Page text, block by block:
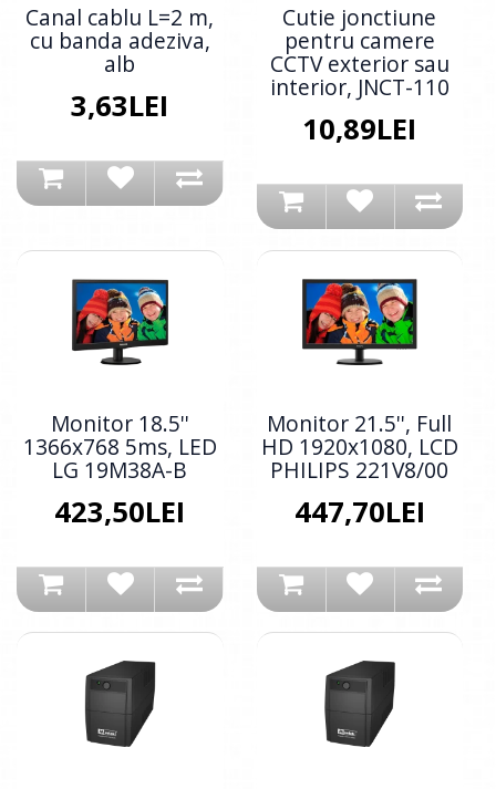
Canal cablu L=2 m,
cu banda adeziva,
alb
3,63LEI
Cutie jonctiune
pentru camere
CCTV exterior sau
interior, JNCT-110
10,89LEI
Monitor 18.5''
1366x768 5ms, LED
LG 19M38A-B
423,50LEI
Monitor 21.5'', Full
HD 1920x1080, LCD
PHILIPS 221V8/00
447,70LEI